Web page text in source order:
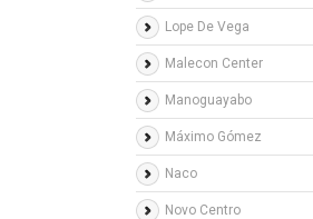
Lope De Vega
Malecon Center
Manoguayabo
Máximo Gómez
Naco
Novo Centro